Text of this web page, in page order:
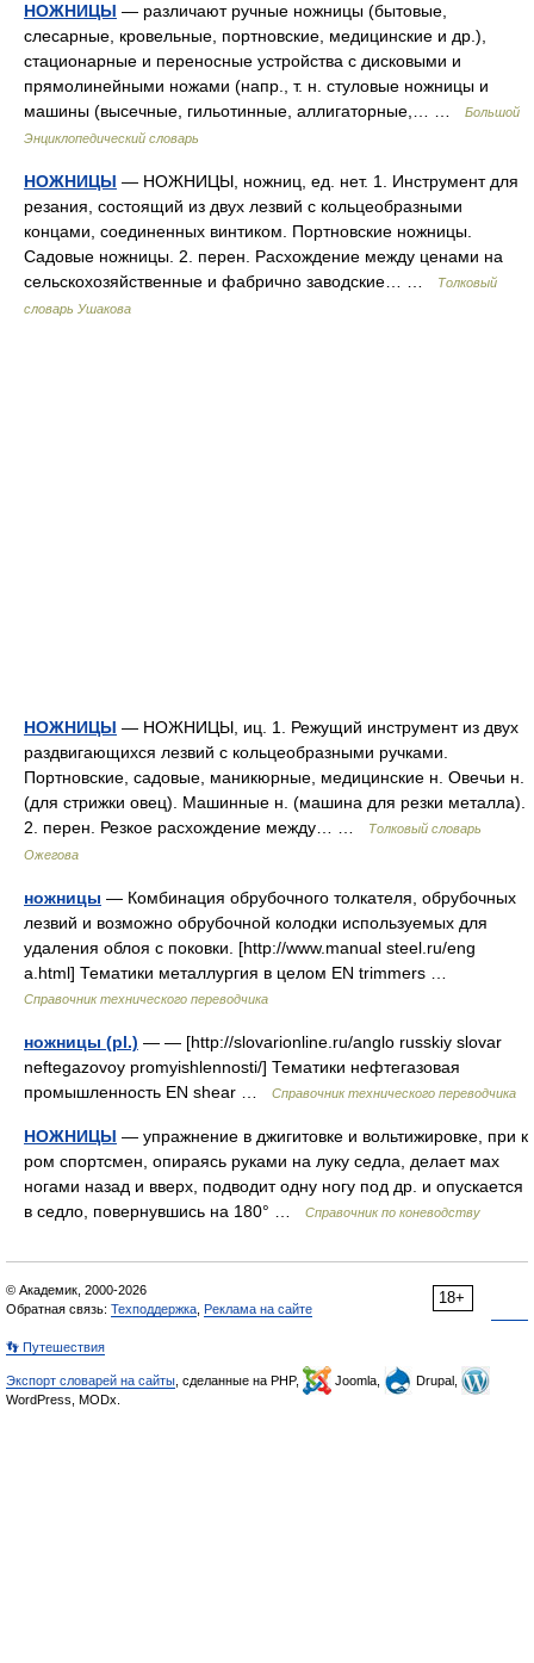
НОЖНИЦЫ — различают ручные ножницы (бытовые,
слесарные, кровельные, портновские, медицинские и др.),
стационарные и переносные устройства с дисковыми и
прямолинейными ножами (напр., т. н. стуловые ножницы и
машины (высечные, гильотинные, аллигаторные,… …
Большой
Энциклопедический словарь
НОЖНИЦЫ — НОЖНИЦЫ, ножниц, ед. нет. 1. Инструмент для
резания, состоящий из двух лезвий с кольцеобразными
концами, соединенных винтиком. Портновские ножницы.
Садовые ножницы. 2. перен. Расхождение между ценами на
сельскохозяйственные и фабрично заводские… …
Толковый
словарь Ушакова
НОЖНИЦЫ — НОЖНИЦЫ, иц. 1. Режущий инструмент из двух
раздвигающихся лезвий с кольцеобразными ручками.
Портновские, садовые, маникюрные, медицинские н. Овечьи н.
(для стрижки овец). Машинные н. (машина для резки металла).
2. перен. Резкое расхождение между… …
Толковый словарь
Ожегова
ножницы — Комбинация обрубочного толкателя, обрубочных
лезвий и возможно обрубочной колодки используемых для
удаления облоя с поковки. [http://www.manual steel.ru/eng
a.html] Тематики металлургия в целом EN trimmers …
Справочник технического переводчика
ножницы (pl.) — — [http://slovarionline.ru/anglo russkiy slovar
neftegazovoy promyishlennosti/] Тематики нефтегазовая
промышленность EN shear …
Справочник технического переводчика
НОЖНИЦЫ — упражнение в джигитовке и вольтижировке, при к
ром спортсмен, опираясь руками на луку седла, делает мах
ногами назад и вверх, подводит одну ногу под др. и опускается
в седло, повернувшись на 180° …
Справочник по коневодству
18+
© Академик, 2000-2026
Обратная связь: Техподдержка Реклама на сайте
👣 Путешествия
Экспорт словарей на сайты , сделанные на PHP, Joomla,
Drupal,
WordPress, MODx.